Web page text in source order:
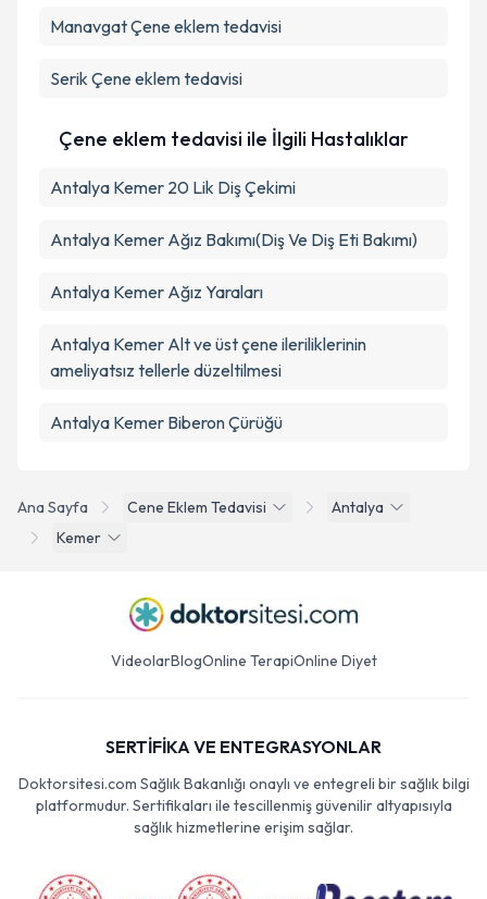
Ana Sayfa Cene Eklem Tedavisi
Antalya
Kemer
ManavgatÇene eklem tedavisi
Serik Çene eklem tedavisi
Çene eklem tedavisi ile İlgili Hastalıklar
Antalya Kemer 20 Lik Diş Çekimi
Antalya Kemer Ağız Bakımı(Diş Ve Diş Eti Bakımı)
Antalya Kemer Ağız Yaraları
Antalya Kemer Alt ve üst çene ileriliklerinin
ameliyatsız tellerle düzeltilmesi
Antalya Kemer Biberon Çürüğü
VideolarBlogOnline TerapiOnline Diyet
SERTİFİKA VE ENTEGRASYONLAR
Doktorsitesi.com Sağlık Bakanlığı onaylı ve entegreli bir sağlık bilgi
platformudur. Sertifikaları ile tescillenmiş güvenilir altyapısıyla
sağlık hizmetlerine erişim sağlar.